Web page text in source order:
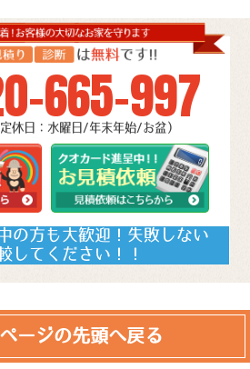
665-997
休日：水曜日/年末年始/お盆）
の方も大歓迎！失敗しない
してください！！
ージの先頭へ戻る